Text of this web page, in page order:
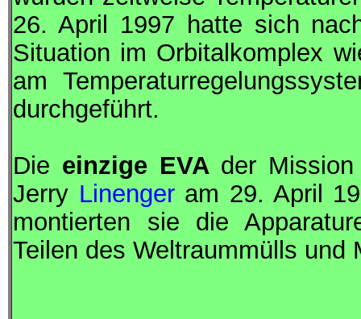
26. April 1997 hatte sich
Situation im Orbitalkomplex
am
durchgeführt.
Die einzige EVA der
Jerry Linengeram 29. April
montierten sie die
Teilen des Weltraummülls und